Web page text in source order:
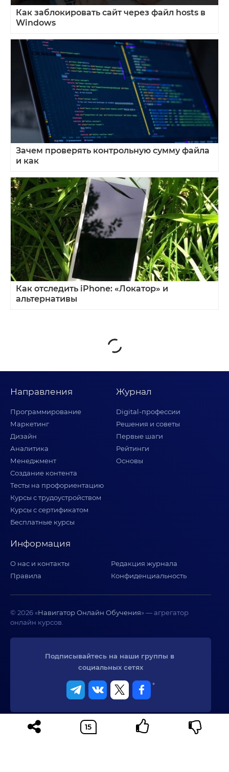
Как заблокировать сайт через файл hosts в
Windows
Зачем проверять контрольную сумму файла
и как
Как отследить iPhone: «Локатор» и
альтернативы
Направления
Программирование
Маркетинг
Дизайн
Аналитика
Менеджмент
Создание контента
Тесты на профориентацию
Курсы с трудоустройством
Курсы с сертификатом
Бесплатные курсы
Журнал
Digital-профессии
Решения и советы
Первые шаги
Рейтинги
Основы
Информация
О нас и контакты
Редакция журнала
Правила
Конфиденциальность
© 2026 «Навигатор Онлайн Обучения» — агрегатор
онлайн курсов.
Подписывайтесь на наши группы в
социальных сетях
*
Реклама. Информация о рекламодателе по ссылкам на странице.